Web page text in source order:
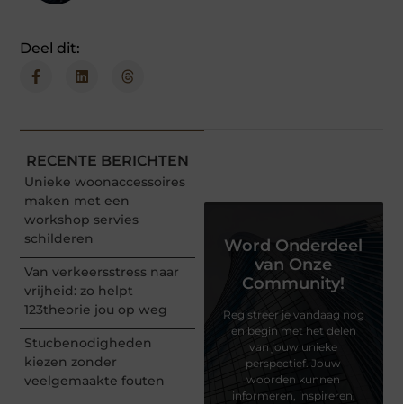
Deel dit:
RECENTE BERICHTEN
Unieke woonaccessoires
maken met een
workshop servies
schilderen
Van verkeersstress naar
vrijheid: zo helpt
123theorie jou op weg
Stucbenodigheden
kiezen zonder
veelgemaakte fouten
Word Onderdeel
van Onze
Community!
Registreer je vandaag nog
en begin met het delen
van jouw unieke
perspectief. Jouw
woorden kunnen
informeren, inspireren,